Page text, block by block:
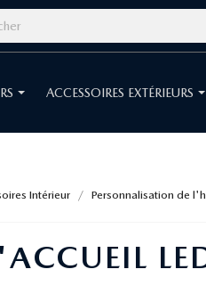
ACCESSOIRES EXTÉRIEURS
Intérieur Personnalisation de